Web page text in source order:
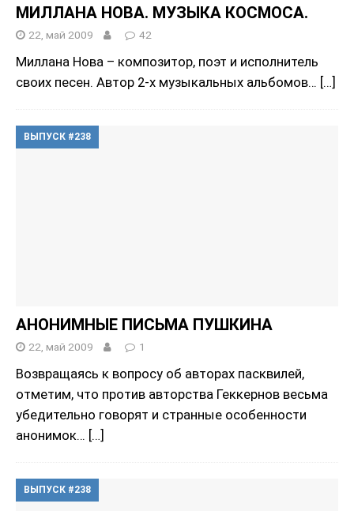
МИЛЛАНА НОВА. МУЗЫКА КОСМОСА.
22, май 2009 42
Миллана Нова – композитор, поэт и исполнитель
своих песен. Автор 2-х музыкальных альбомов… […]
ВЫПУСК #238
АНОНИМНЫЕ ПИСЬМА ПУШКИНА
22, май 2009 1
Возвращаясь к вопросу об авторах пасквилей,
отметим, что против авторства Геккернов весьма
убедительно говорят и странные особенности
анонимок… […]
ВЫПУСК #238